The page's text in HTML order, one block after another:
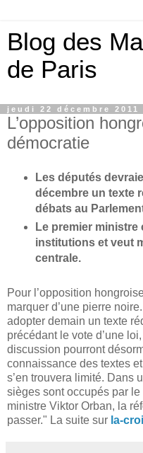
Blog des
de Paris
jeudi 22 décembre 2011
L’opposition
démocratie
Les députés
décembre un texte
débats au
Le premier
institutions et veut
centrale.
Pour l’opposition
marquer d’une pierre
adopter demain un texte
précédant le vote d’une
discussion pourront
connaissance des textes
s’en trouvera limité. Dans
sièges sont occupés par
ministre Viktor Orban, la
passer." La suite sur la-